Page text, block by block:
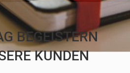
BEGEISTERN
KUNDEN